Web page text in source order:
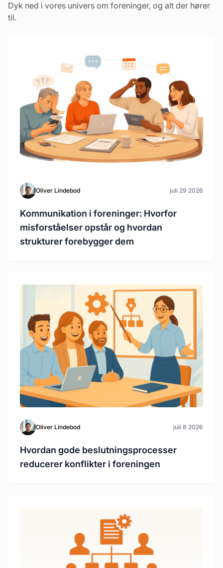
Dyk ned i vores univers om foreninger, og alt der hører
til.
Oliver Lindebod juli 29 2026
Kommunikation i foreninger: Hvorfor
misforståelser opstår og hvordan
strukturer forebygger dem
Oliver Lindebod juli 8 2026
Hvordan gode beslutningsprocesser
reducerer konflikter i foreningen